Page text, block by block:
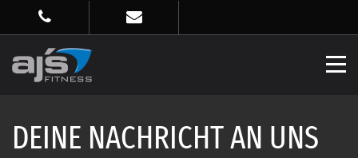
DEINE NACHRICHT AN UNS